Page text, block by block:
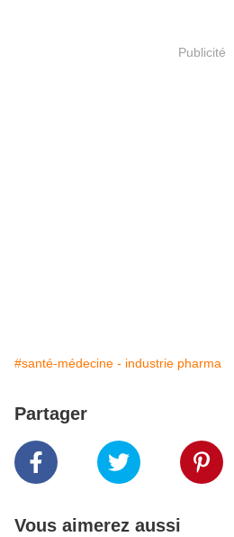
Publicité
#santé-médecine - industrie pharma
Partager
Vous aimerez aussi